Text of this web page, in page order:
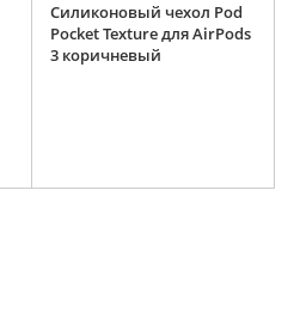
Силиконовый чехол Pod
Pocket Texture для AirPods
3 коричневый